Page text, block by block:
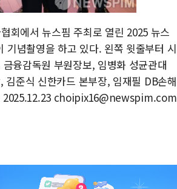
회에서 뉴스핌 주최로 열린 2025 뉴스
기념촬영을 하고 있다. 왼쪽 윗줄부터 시
융감독원 부원장보, 임병화 성균관대
준식 신한카드 본부장, 임재필 DB손해
2025.12.23 choipix16@newspim.com